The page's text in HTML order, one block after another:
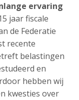
ervaring
jaar fiscale
de Federatie
recente
belastingen
en
hebben wij
kwesties over